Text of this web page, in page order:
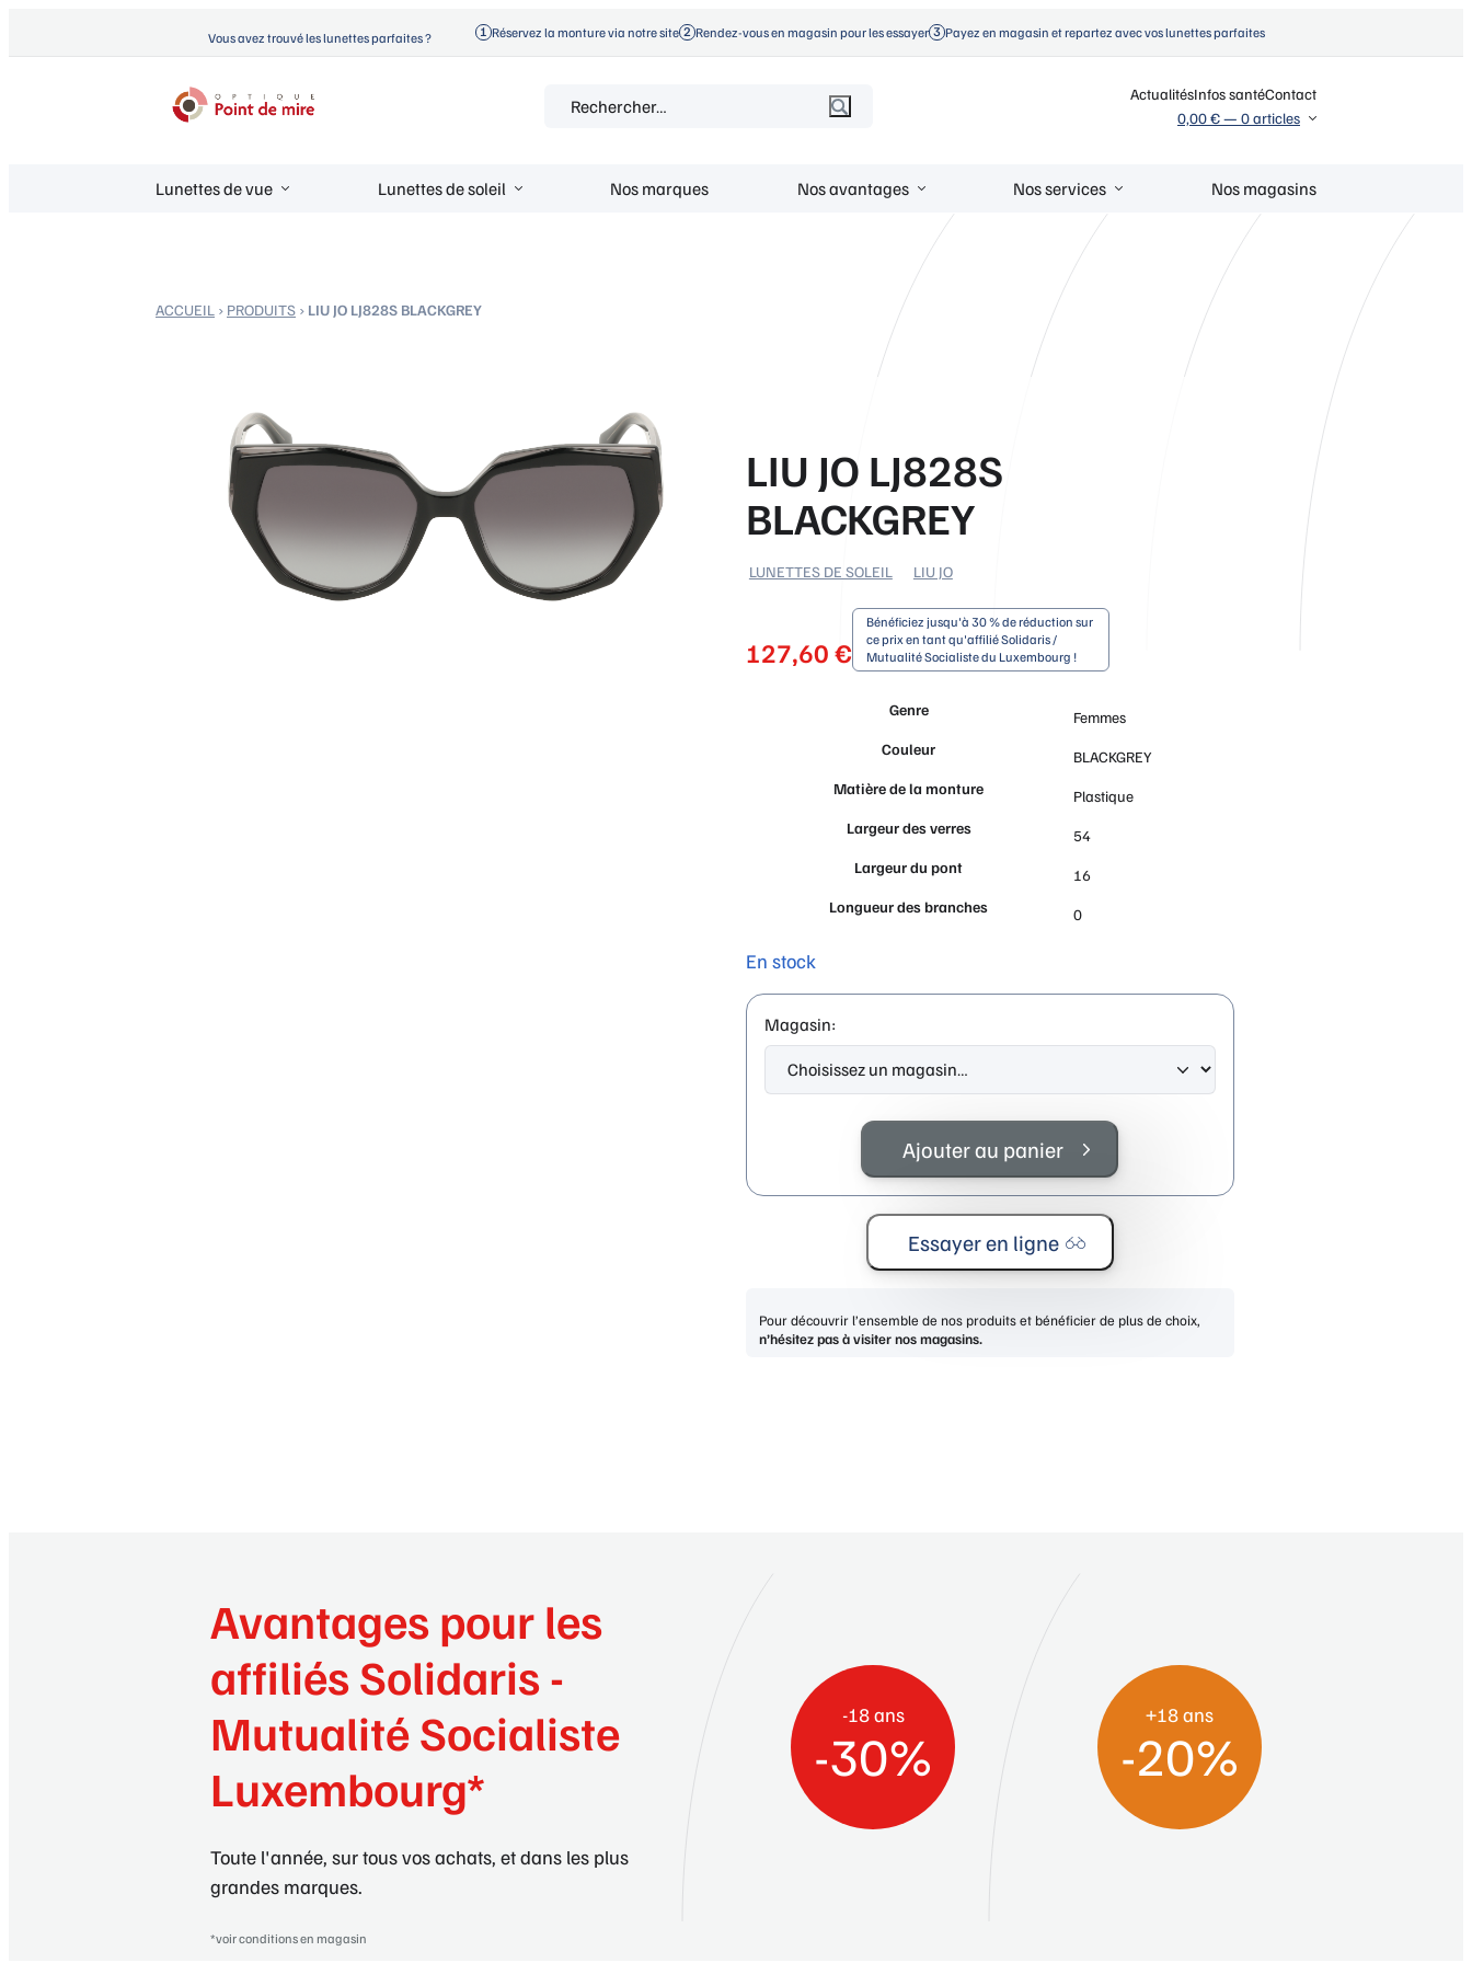
Vous avez trouvé les lunettes parfaites ? Réservez la monture via notre site Rendez-vous en magasin pour les essayer Payez en magasin et repartez avec vos lunettes parfaites
ActualitésInfos santéContact
0,00 €— 0 articles
Lunettes de vue Lunettes de soleil Nos marques Nos avantages Nos services Nos magasins
ACCUEIL › PRODUITS › LIU JO LJ828S BLACKGREY
LIU JO LJ828S
BLACKGREY
LUNETTES DE SOLEIL LIU JO
127,60 €
Bénéficiez jusqu'à 30 % de réduction sur
ce prix en tant qu'affilié Solidaris /
Mutualité Socialiste du Luxembourg !
Genre
Femmes
Couleur
BLACKGREY
Matière de la monture
Plastique
Largeur des verres
54
Largeur du pont
16
Longueur des branches
0
En stock
Magasin:
Ajouter au panier
Essayer en ligne
Pour découvrir l’ensemble de nos produits et bénéficier de plus de choix,
n’hésitez pas à visiter nos magasins.
Avantages pour les
affiliés Solidaris -
Mutualité Socialiste
Luxembourg*
Toute l'année, sur tous vos achats, et dans les plus
grandes marques.
*voir conditions en magasin
-18 ans
-30%
+18 ans
-20%